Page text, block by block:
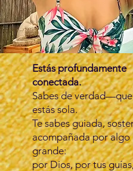
Estás profundamente
conectada.
Sabes de
estás sola.
Te sabes guiada,
acompañada por algo
grande:
por Dios, por tus